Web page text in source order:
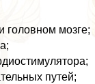
головном мозге;
путей;